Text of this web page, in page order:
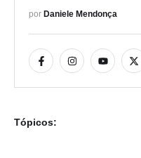
por Daniele Mendonça
Tópicos: